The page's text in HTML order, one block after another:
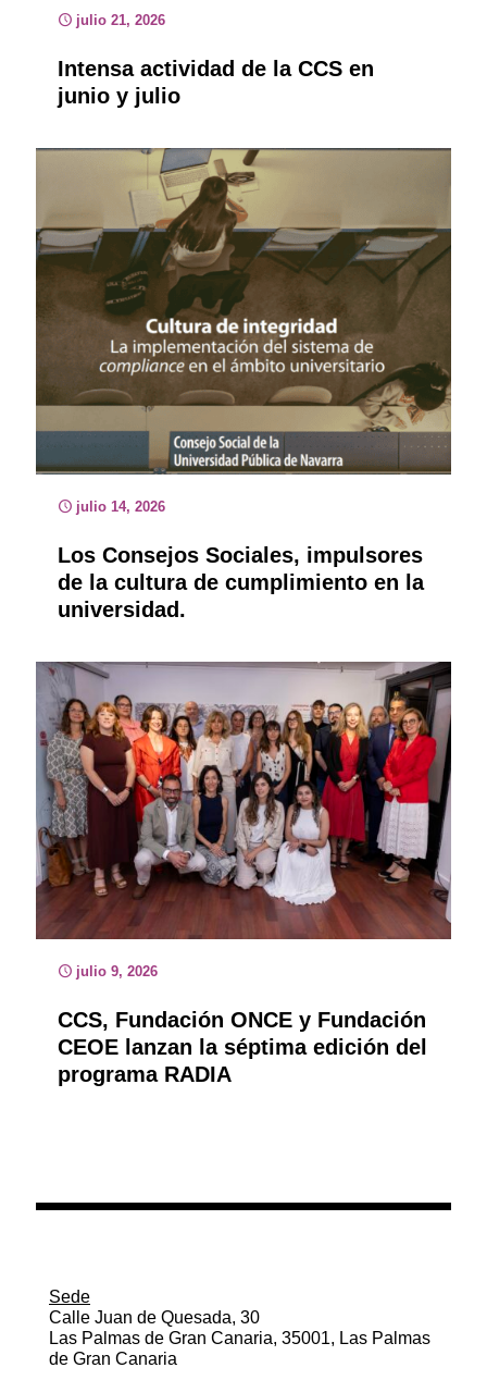
julio 21, 2026
Intensa actividad de la CCS en
junio y julio
julio 14, 2026
Los Consejos Sociales, impulsores
de la cultura de cumplimiento en la
universidad.
julio 9, 2026
CCS, Fundación ONCE y Fundación
CEOE lanzan la séptima edición del
programa RADIA
Sede
Calle Juan de Quesada, 30
Las Palmas de Gran Canaria, 35001, Las Palmas
de Gran Canaria